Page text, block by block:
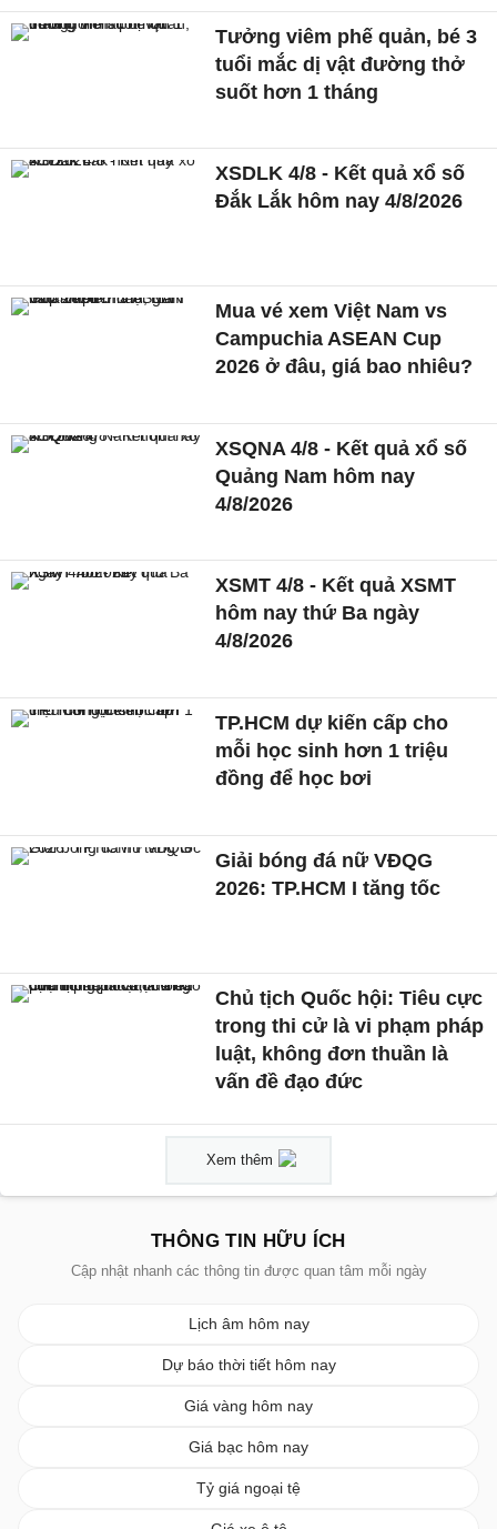
Tưởng viêm phế quản, bé 3
tuổi mắc dị vật đường thở
suốt hơn 1 tháng
XSDLK 4/8 - Kết quả xổ số
Đắk Lắk hôm nay 4/8/2026
Mua vé xem Việt Nam vs
Campuchia ASEAN Cup
2026 ở đâu, giá bao nhiêu?
XSQNA 4/8 - Kết quả xổ số
Quảng Nam hôm nay
4/8/2026
XSMT 4/8 - Kết quả XSMT
hôm nay thứ Ba ngày
4/8/2026
TP.HCM dự kiến cấp cho
mỗi học sinh hơn 1 triệu
đồng để học bơi
Giải bóng đá nữ VĐQG
2026: TP.HCM I tăng tốc
Chủ tịch Quốc hội: Tiêu cực
trong thi cử là vi phạm pháp
luật, không đơn thuần là
vấn đề đạo đức
Xem thêm
THÔNG TIN HỮU ÍCH
Cập nhật nhanh các thông tin được quan tâm mỗi ngày
Lịch âm hôm nay
Dự báo thời tiết hôm nay
Giá vàng hôm nay
Giá bạc hôm nay
Tỷ giá ngoại tệ